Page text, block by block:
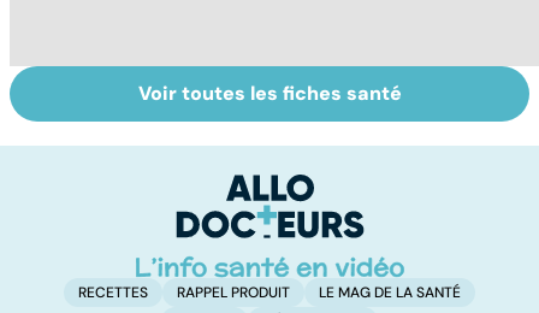
Cancer du
poumon : le
Grand froid : nos
conseils
Voir toutes les fiches santé
RECETTES RAPPEL PRODUIT
LE MAG DE LA SANTÉ